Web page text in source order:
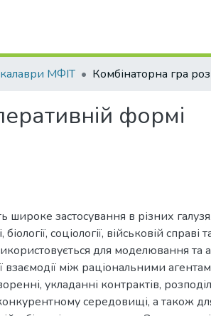
МФІТ
формі
широке застосування в різних
соціології, військовій справі
для моделювання та
взаємодії між раціональними
укладанні контрактів,
середовищі, а також